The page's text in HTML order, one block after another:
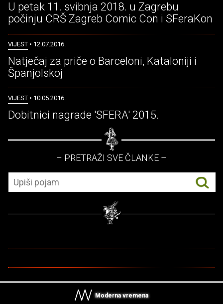
U petak 11. svibnja 2018. u Zagrebu
počinju CRŠ Zagreb Comic Con i SFeraKon
VIJEST • 12.07.2016.
Natječaj za priče o Barceloni, Kataloniji i
Španjolskoj
VIJEST • 10.05.2016.
Dobitnici nagrade 'SFERA' 2015.
– PRETRAŽI SVE ČLANKE –
Moderna vremena